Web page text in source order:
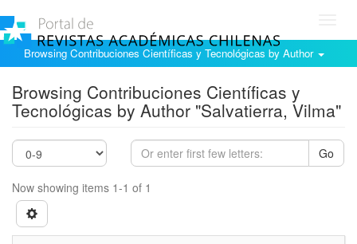
Browsing Contribuciones Científicas y Tecnológicas by Author
Browsing Contribuciones Científicas y
Tecnológicas by Author "Salvatierra, Vilma"
Go
Now showing items 1-1 of 1